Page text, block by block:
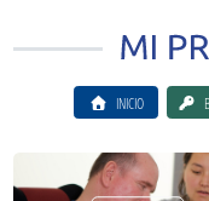
INICIO